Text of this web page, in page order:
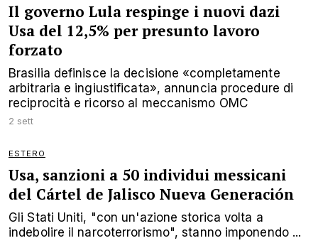
Il governo Lula respinge i nuovi dazi
Usa del 12,5% per presunto lavoro
forzato
Brasilia definisce la decisione «completamente
arbitraria e ingiustificata», annuncia procedure di
reciprocità e ricorso al meccanismo OMC
2 sett
ESTERO
Usa, sanzioni a 50 individui messicani
del Cártel de Jalisco Nueva Generación
Gli Stati Uniti, "con un'azione storica volta a
indebolire il narcoterrorismo", stanno imponendo ...